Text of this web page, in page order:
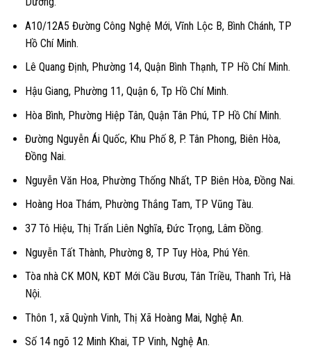
A10/12A5 Đường Công Nghệ Mới, Vĩnh Lộc B, Bình Chánh, TP
Hồ Chí Minh.
Lê Quang Định, Phường 14, Quận Bình Thạnh, TP Hồ Chí Minh.
Hậu Giang, Phường 11, Quận 6, Tp Hồ Chí Minh.
Hòa Bình, Phường Hiệp Tân, Quận Tân Phú, TP Hồ Chí Minh.
Đường Nguyễn Ái Quốc, Khu Phố 8, P. Tân Phong, Biên Hòa,
Đồng Nai.
Nguyễn Văn Hoa, Phường Thống Nhất, TP Biên Hòa, Đồng Nai.
Hoàng Hoa Thám, Phường Thắng Tam, TP Vũng Tàu.
37 Tô Hiệu, Thị Trấn Liên Nghĩa, Đức Trọng, Lâm Đồng.
Nguyễn Tất Thành, Phường 8, TP Tuy Hòa, Phú Yên.
Tòa nhà CK MON, KĐT Mới Cầu Bươu, Tân Triều, Thanh Trì, Hà
Nội.
Thôn 1, xã Quỳnh Vinh, Thị Xã Hoàng Mai, Nghệ An.
Số 14 ngõ 12 Minh Khai, TP Vinh, Nghệ An.